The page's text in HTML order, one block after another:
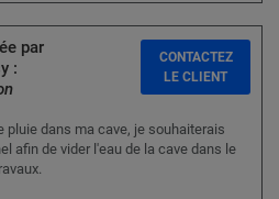
par
:
pluie dans ma cave, je souhaiterais
afin de vider l'eau de la cave dans le
CONTACTEZ
LE CLIENT